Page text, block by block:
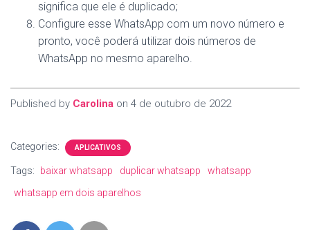
significa que ele é duplicado;
Configure esse WhatsApp com um novo número e
pronto, você poderá utilizar dois números de
WhatsApp no mesmo aparelho.
Published by Carolina on 4 de outubro de 2022
Categories: APLICATIVOS
Tags: baixar whatsapp duplicar whatsapp
whatsapp
whatsapp em dois aparelhos